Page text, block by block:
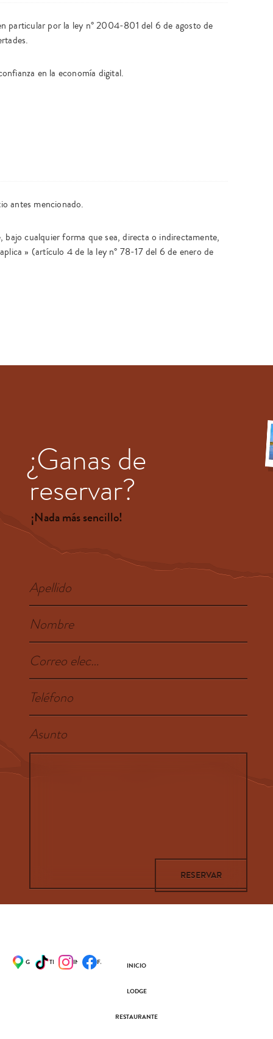
particular por la ley n° 2004-801 del 6 de agosto de
en la economía digital.
antes mencionado.
cualquier forma que sea, directa o indirectamente,
» (artículo 4 de la ley n° 78-17 del 6 de enero de
¿Ganas de
reservar?
¡Nada más sencillo!
Apellido
Nombre
Correo electrónico
Teléfono
Asunto
GOOGLE MAPS
TIKTOK INSTAGRAMFACEBOOKINICIO
LODGE
RESTAURANTE